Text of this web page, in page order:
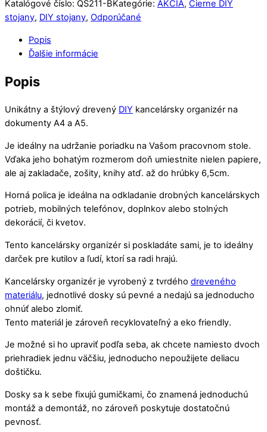
DIY
kancelársky
dokumenty,
na
4
priehradky
čierny
QS211
Katalógové číslo: QS211-BKategórie: AKCIA, Čierne DIY
stojany, DIY stojany, Odporúčané
Popis
Ďalšie informácie
Popis
Unikátny a štýlový drevený DIY kancelársky organizér na
dokumenty A4 a A5.
Je ideálny na udržanie poriadku na Vašom pracovnom stole.
Vďaka jeho bohatým rozmerom doň umiestnite nielen papiere,
ale aj zakladače, zošity, knihy atď. až do hrúbky 6,5cm.
Horná polica je ideálna na odkladanie drobných kancelárskych
potrieb, mobilných telefónov, doplnkov alebo stolných
dekorácií, či kvetov.
Tento kancelársky organizér si poskladáte sami, je to ideálny
darček pre kutilov a ľudí, ktorí sa radi hrajú.
Kancelársky organizér je vyrobený z tvrdého dreveného
materiálu, jednotlivé dosky sú pevné a nedajú sa jednoducho
ohnúť alebo zlomiť.
Tento materiál je zároveň recyklovateľný a eko friendly.
Je možné si ho upraviť podľa seba, ak chcete namiesto dvoch
priehradiek jednu väčšiu, jednoducho nepoužijete deliacu
doštičku.
Dosky sa k sebe fixujú gumičkami, čo znamená jednoduchú
montáž a demontáž, no zároveň poskytuje dostatočnú
pevnosť.